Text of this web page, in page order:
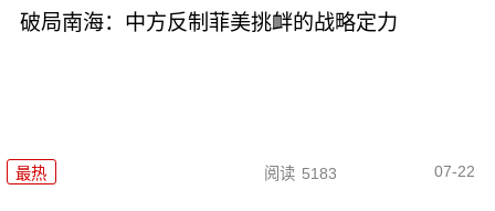
破局南海：中方反制菲美挑衅的战略定力
最热 阅读 5183 07-22